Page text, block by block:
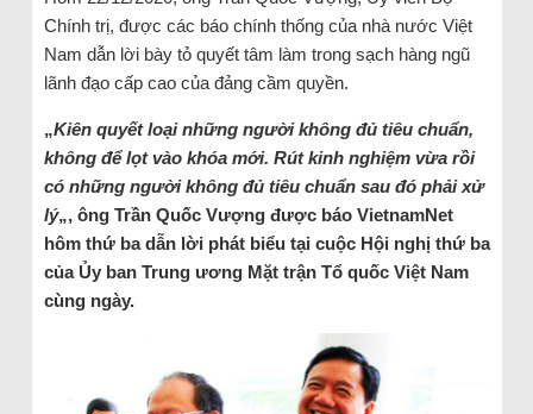
Chính trị, được các báo chính thống của nhà nước Việt
Nam dẫn lời bày tỏ quyết tâm làm trong sạch hàng ngũ
lãnh đạo cấp cao của đảng cầm quyền.
„Kiên quyết loại những người không đủ tiêu chuẩn,
không để lọt vào khóa mới. Rút kinh nghiệm vừa rồi
có những người không đủ tiêu chuẩn sau đó phải xử
lý„, ông Trần Quốc Vượng được báo VietnamNet
hôm thứ ba dẫn lời phát biểu tại cuộc Hội nghị thứ ba
của Ủy ban Trung ương Mặt trận Tổ quốc Việt Nam
cùng ngày.